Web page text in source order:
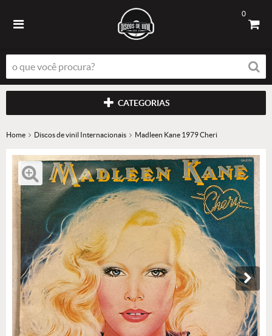
0
CATEGORIAS
Home Discos de vinil Internacionais Madleen Kane 1979 Cheri